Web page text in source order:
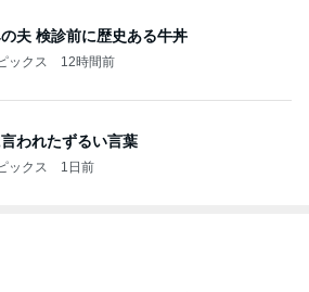
夫 検診前に歴史ある牛丼
ックス 12時間前
われたずるい言葉
ックス 1日前